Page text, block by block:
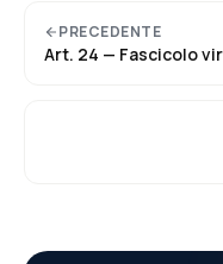
PRECEDENTE
Art. 24 — Fascicolo